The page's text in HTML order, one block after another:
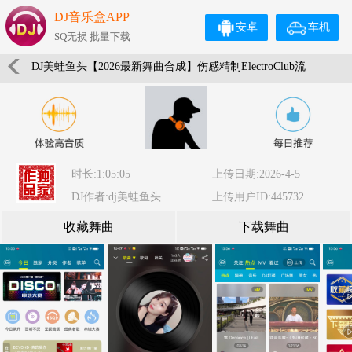
DJ音乐盒APP
SQ无损 批量下载
车机
安卓
DJ美蛙鱼头【2026最新舞曲合成】伤感精制ElectroClub流
行好听中文《时代作品》独家音乐串烧To.10
时长:1:05:05
上传日期:2026-4-5
DJ作者:dj美蛙鱼头
上传用户ID:445732
收藏舞曲 下载舞曲